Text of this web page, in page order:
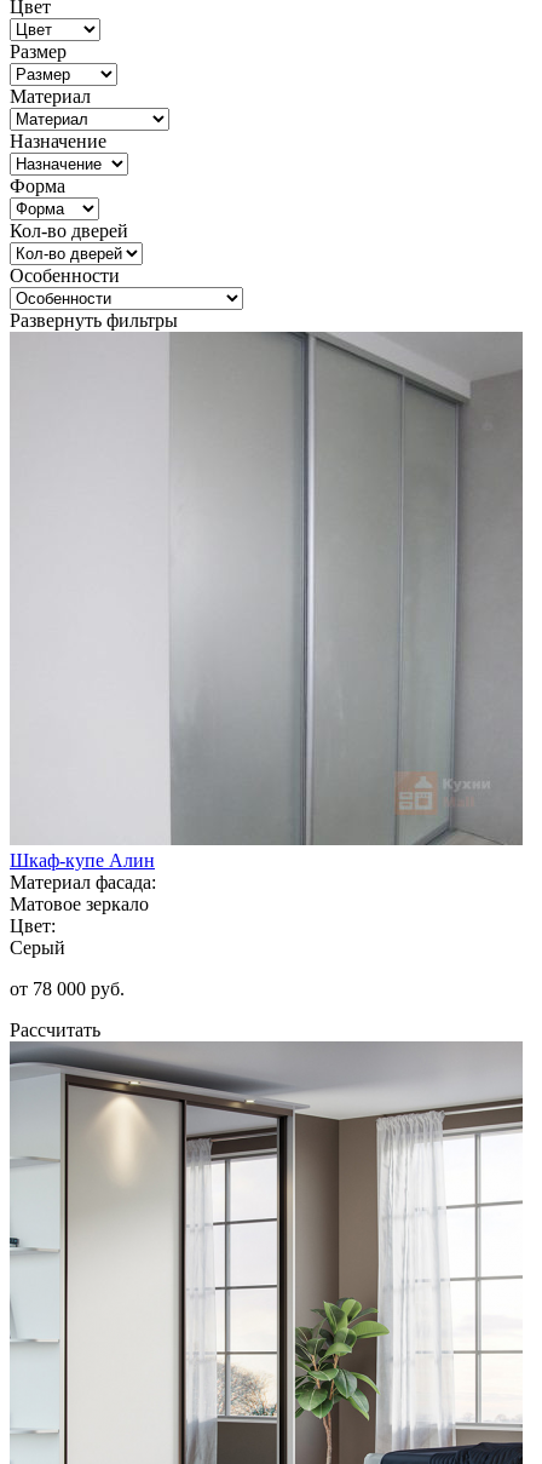
Цвет
Размер
Материал
Назначение
Форма
Кол-во дверей
Особенности
Развернуть фильтры
Шкаф-купе Алин
Материал фасада:
Матовое зеркало
Цвет:
Серый
от 78 000 руб.
Рассчитать